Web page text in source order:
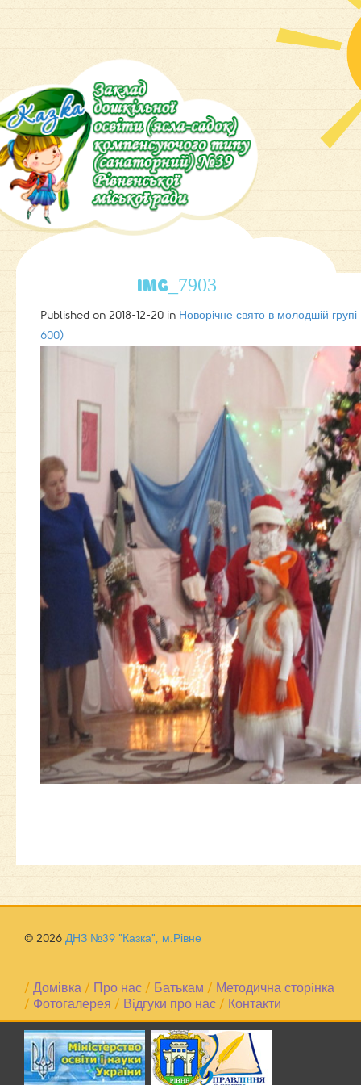
IMG_7903
Published on 2018-12-20 in Новорічне свято в молодшій
600)
© 2026 ДНЗ №39 "Казка", м.Рівне
/ Домівка / Про нас / Батькам / Методична сторiнка
/ Фотогалерея / Вiдгуки про нас / Контакти